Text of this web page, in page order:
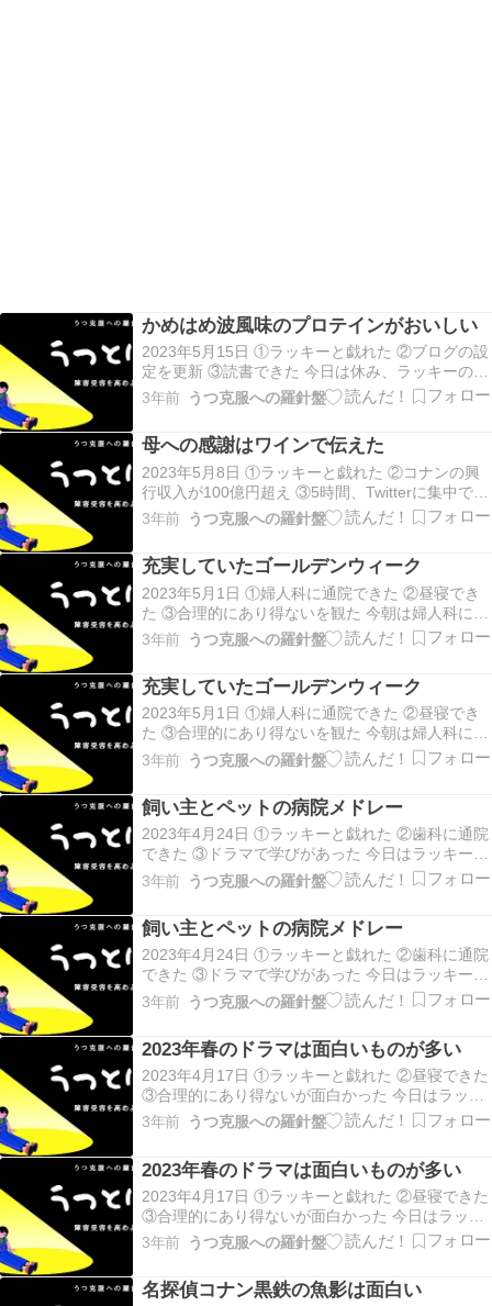
かめはめ波風味のプロテインがおいしい
2023年5月15日 ①ラッキーと戯れた ②ブログの設
定を更新 ③読書できた 今日は休み、ラッキーの餌
3.6kgを1700円で購入、その後、昼寝やTwitterもし
つつ、ラッキーのトコトコ散歩に付き合った。 ブ
力は人生を良くするスパイ…
3年前 うつ克服への羅針盤
母への感謝はワインで伝えた
2023年5月8日 ①ラッキーと戯れた ②コナンの興
行収入が100億円超え ③5時間、Twitterに集中でき
た 今日はラッキーが鳩ぽっぽをたくさん歌ってく
れて嬉しかった。 名探偵コナン｢黒鉄の魚影｣が興
キーの相手をしながらT…
3年前 うつ克服への羅針盤
充実していたゴールデンウィーク
2023年5月1日 ①婦人科に通院できた ②昼寝でき
た ③合理的にあり得ないを観た 今朝は婦人科に通
院し、ガン検診をしたところ、子宮筋腫が見つか
り、明日MRIを受けることに。 午後はラッキーが
したときの覚悟を決めることが成功のコツと…
3年前 うつ克服への羅針盤
充実していたゴールデンウィーク
2023年5月1日 ①婦人科に通院できた ②昼寝でき
た ③合理的にあり得ないを観た 今朝は婦人科に通
院し、ガン検診をしたところ、子宮筋腫が見つか
り、明日MRIを受けることに。 午後はラッキーが
したときの覚悟を決めることが成功のコツと…
3年前 うつ克服への羅針盤
飼い主とペットの病院メドレー
2023年4月24日 ①ラッキーと戯れた ②歯科に通院
できた ③ドラマで学びがあった 今日はラッキーが
甘えてくれて癒しに、その後、ラッキーをケージ
に閉じ込めて歯科へ、虫歯もなく綺麗にしてもら
合理的にあり得ないでは簡単に人を信じるなと…
3年前 うつ克服への羅針盤
飼い主とペットの病院メドレー
2023年4月24日 ①ラッキーと戯れた ②歯科に通院
できた ③ドラマで学びがあった 今日はラッキーが
甘えてくれて癒しに、その後、ラッキーをケージ
に閉じ込めて歯科へ、虫歯もなく綺麗にしてもら
合理的にあり得ないでは簡単に人を信じるなと…
3年前 うつ克服への羅針盤
2023年春のドラマは面白いものが多い
2023年4月17日 ①ラッキーと戯れた ②昼寝できた
③合理的にあり得ないが面白かった 今日はラッキ
ーの機嫌が悪かったため、ぬいぐるみがラッキー
の相手をして遊んだ。 その後はラッキーをケージ
得ないを観て、嘘は詐欺にも薬にもなると学…
3年前 うつ克服への羅針盤
2023年春のドラマは面白いものが多い
2023年4月17日 ①ラッキーと戯れた ②昼寝できた
③合理的にあり得ないが面白かった 今日はラッキ
ーの機嫌が悪かったため、ぬいぐるみがラッキー
の相手をして遊んだ。 その後はラッキーをケージ
得ないを観て、嘘は詐欺にも薬にもなると学…
3年前 うつ克服への羅針盤
名探偵コナン黒鉄の魚影は面白い